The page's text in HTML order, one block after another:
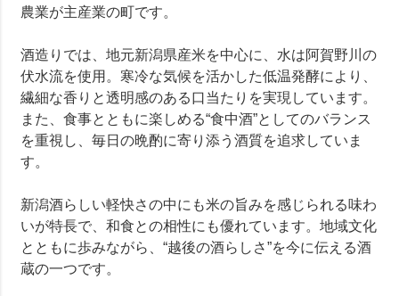
農業が主産業の町です。
酒造りでは、地元新潟県産米を中心に、水は阿賀野川の
伏水流を使用。寒冷な気候を活かした低温発酵により、
繊細な香りと透明感のある口当たりを実現しています。
また、食事とともに楽しめる“食中酒”としてのバランス
を重視し、毎日の晩酌に寄り添う酒質を追求していま
す。
新潟酒らしい軽快さの中にも米の旨みを感じられる味わ
いが特長で、和食との相性にも優れています。地域文化
とともに歩みながら、“越後の酒らしさ”を今に伝える酒
蔵の一つです。